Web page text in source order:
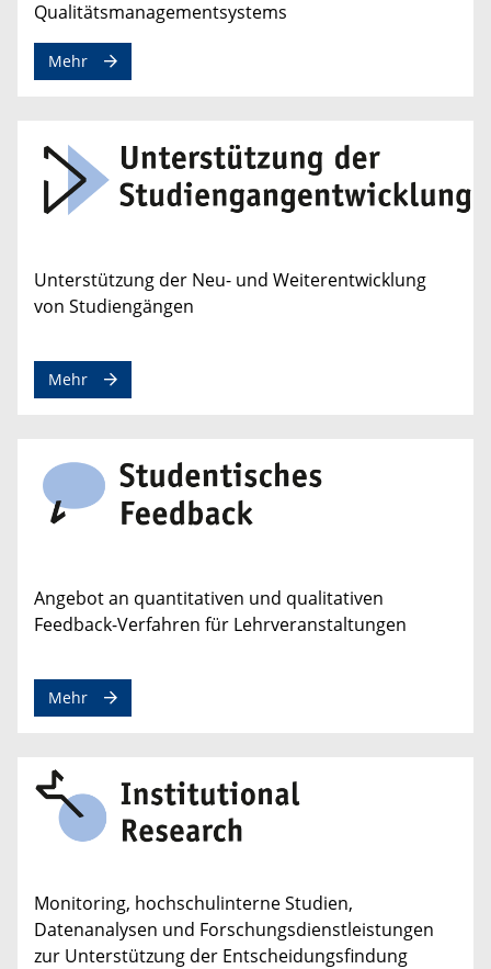
Qualitätsmanagementsystems
Mehr
Unterstützung der Neu- und Weiterentwicklung
von Studiengängen
Mehr
Angebot an quantitativen und qualitativen
Feedback-Verfahren für Lehrveranstaltungen
Mehr
Monitoring, hochschulinterne Studien,
Datenanalysen und Forschungsdienstleistungen
zur Unterstützung der Entscheidungsfindung